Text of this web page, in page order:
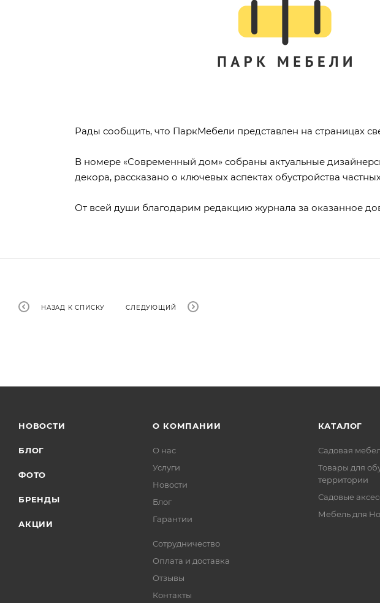
Рады сообщить, что ПаркМебели представлен на страницах
В номере «Современный дом» собраны актуальные
декора, рассказано о ключевых аспектах обустройства
От всей души благодарим редакцию журнала за оказанное
НАЗАД К СПИСКУ СЛЕДУЮЩИЙ
НОВОСТИ
БЛОГ
ФОТО
БРЕНДЫ
АКЦИИ
О КОМПАНИИ
О нас
Услуги
Новости
Блог
Гарантии
Сотрудничество
Оплата и доставка
Отзывы
Контакты
КАТАЛОГ
Садовая
Товары для
территории
Садовые
Мебель для